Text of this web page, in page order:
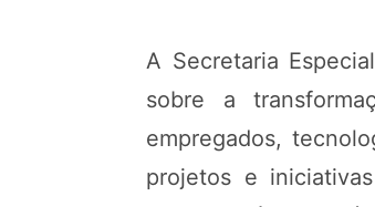
A Secretaria
sobre a
empregados,
projetos e